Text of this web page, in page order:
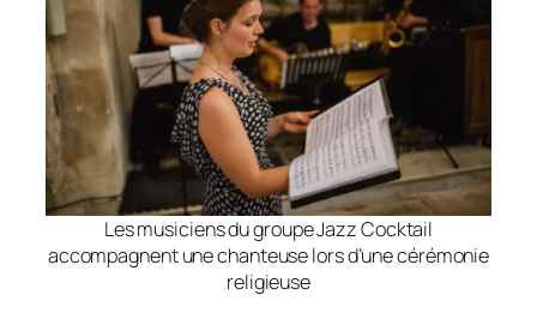
Les musiciens du groupe Jazz Cocktail
accompagnent une chanteuse lors d’une cérémonie
religieuse